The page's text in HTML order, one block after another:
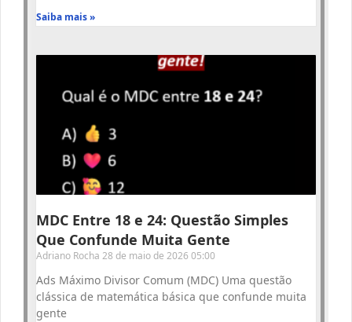
Saiba mais »
MDC Entre 18 e 24: Questão Simples
Que Confunde Muita Gente
Adriano Rocha 28 de maio de 2026 05:00
Ads Máximo Divisor Comum (MDC) Uma questão
clássica de matemática básica que confunde muita
gente